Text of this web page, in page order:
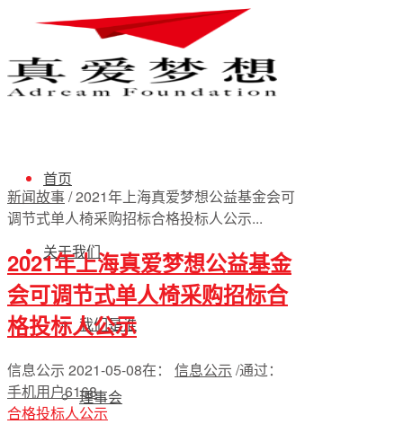
首页
关于我们
我们是谁
理事会
新闻故事/2021年上海真爱梦想公益基金会可
调节式单人椅采购招标合格投标人公示...
2021年上海真爱梦想公益基金
会可调节式单人椅采购招标合
格投标人公示
信息公示 2021-05-08在： 信息公示 /通过：
手机用户6168
合格投标人公示